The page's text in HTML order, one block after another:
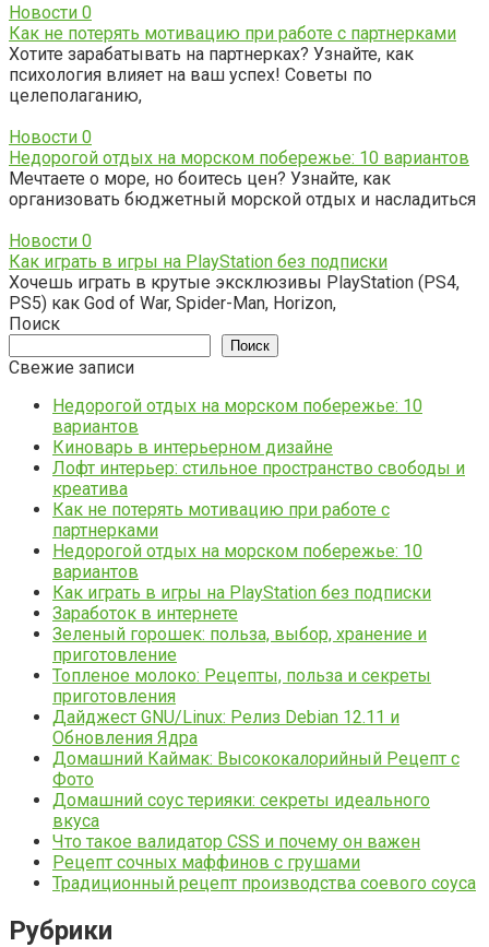
Новости 0
Как не потерять мотивацию при работе с партнерками
Хотите зарабатывать на партнерках? Узнайте, как
психология влияет на ваш успех! Советы по
целеполаганию,
Новости 0
Недорогой отдых на морском побережье: 10 вариантов
Мечтаете о море, но боитесь цен? Узнайте, как
организовать бюджетный морской отдых и насладиться
Новости 0
Как играть в игры на PlayStation без подписки
Хочешь играть в крутые эксклюзивы PlayStation (PS4,
PS5) как God of War, Spider-Man, Horizon,
Поиск
Поиск
Свежие записи
Недорогой отдых на морском побережье: 10
вариантов
Киноварь в интерьерном дизайне
Лофт интерьер: стильное пространство свободы и
креатива
Как не потерять мотивацию при работе с
партнерками
Недорогой отдых на морском побережье: 10
вариантов
Как играть в игры на PlayStation без подписки
Заработок в интернете
Зеленый горошек: польза, выбор, хранение и
приготовление
Топленое молоко: Рецепты, польза и секреты
приготовления
Дайджест GNU/Linux: Релиз Debian 12.11 и
Обновления Ядра
Домашний Каймак: Высококалорийный Рецепт с
Фото
Домашний соус терияки: секреты идеального
вкуса
Что такое валидатор CSS и почему он важен
Рецепт сочных маффинов с грушами
Традиционный рецепт производства соевого соуса
Рубрики